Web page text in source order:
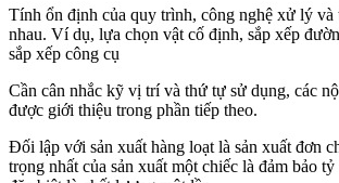
Tính ổn định của quy trình, công nghệ xử lý và
nhau. Ví dụ, lựa chọn vật cố định, sắp xếp
sắp xếp công cụ
Cần cân nhắc kỹ vị trí và thứ tự sử dụng, các
được giới thiệu trong phần tiếp theo.
Đối lập với sản xuất hàng loạt là sản xuất đơn
trọng nhất của sản xuất một chiếc là đảm bảo